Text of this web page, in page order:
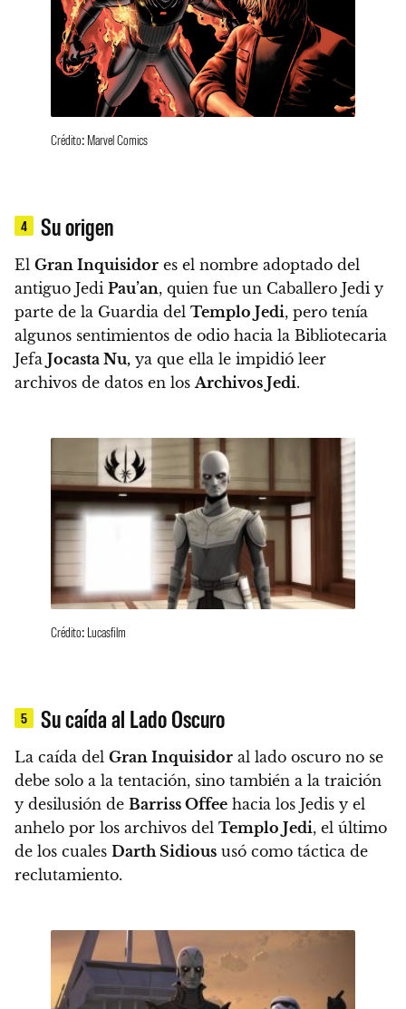
Crédito: Marvel Comics
4 Su origen
El Gran Inquisidor es el nombre adoptado del
antiguo Jedi Pau’an, quien fue un Caballero Jedi y
parte de la Guardia del Templo Jedi, pero tenía
algunos sentimientos de odio hacia la Bibliotecaria
Jefa Jocasta Nu, ya que ella le impidió leer
archivos de datos en losArchivos Jedi.
Crédito: Lucasfilm
5 Su caída al Lado Oscuro
La caída del Gran Inquisidor al lado oscuro no se
debe solo a la tentación, sino también a la traición
y desilusión de Barriss Offee hacia los Jedis y el
anhelo por los archivos del Templo Jedi, el último
de los cuales Darth Sidious usó como táctica de
reclutamiento.